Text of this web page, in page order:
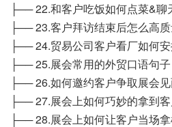
├── 22.和客户吃饭如何点菜&聊
├── 23.客户拜访结束后怎么高
├── 24.贸易公司客户看厂如何
├── 25.展会常用的外贸口语句
├── 26.如何邀约客户争取展会
├── 27.展会上如何巧妙的拿到
├── 28.展会上如何让客户当场